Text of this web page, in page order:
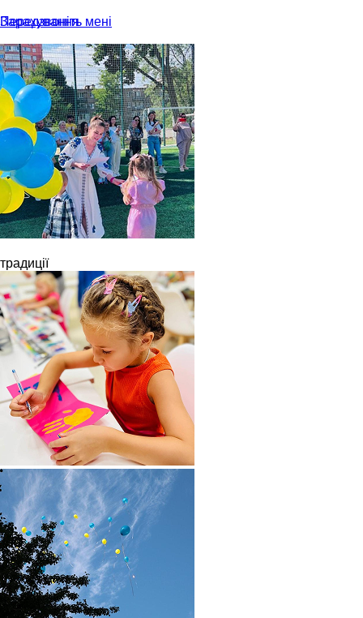
Зарахування
Відгуки
Тарифи
Ваші запитання
Ліцензії
Контакти
Консультація
Передзвоніть мені
традиції